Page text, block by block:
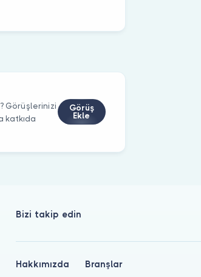
Görüşlerinizi
katkıda
Görüş
Ekle
Bizi takip edin
Hakkımızda Branşlar